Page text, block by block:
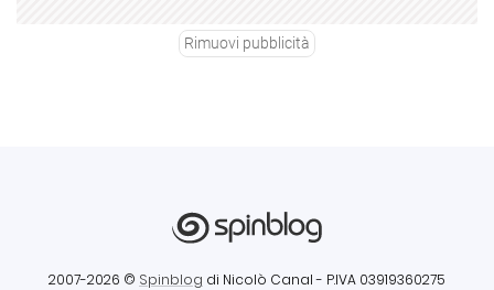
Rimuovi pubblicità
2007-2026 © Spinblog di Nicolò Canal - P.IVA 03919360275